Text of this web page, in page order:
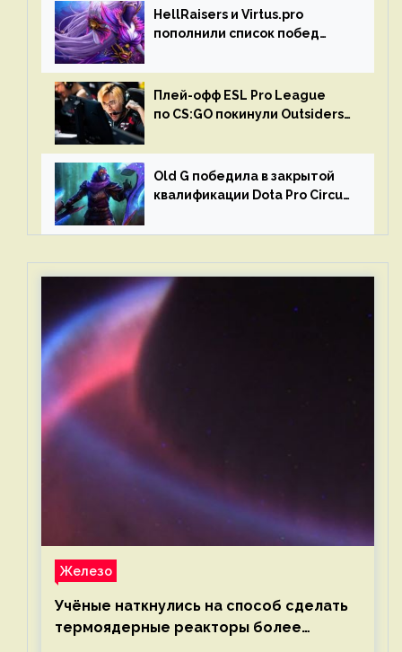
HellRaisers и Virtus.pro
пополнили список побед
Плей-офф ESL Pro League
по CS:GO покинули Outsiders
Old G победила в закрытой
квалификации Dota Pro Circuit
Железо
Учёные наткнулись на способ сделать
термоядерные реакторы более